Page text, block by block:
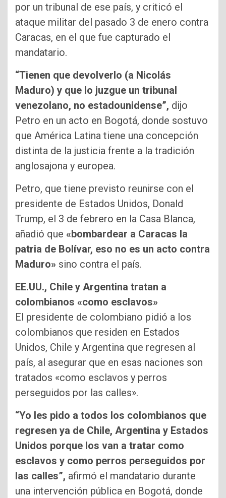
por un tribunal de ese país, y criticó el
ataque militar del pasado 3 de enero contra
Caracas, en el que fue capturado el
mandatario.
“Tienen que devolverlo (a Nicolás
Maduro) y que lo juzgue un tribunal
venezolano, no estadounidense”, dijo
Petro en un acto en Bogotá, donde sostuvo
que América Latina tiene una concepción
distinta de la justicia frente a la tradición
anglosajona y europea.
Petro, que tiene previsto reunirse con el
presidente de Estados Unidos, Donald
Trump, el 3 de febrero en la Casa Blanca,
añadió que «bombardear a Caracas la
patria de Bolívar, eso no es un acto contra
Maduro» sino contra el país.
EE.UU., Chile y Argentina tratan a
colombianos «como esclavos»
El presidente de colombiano pidió a los
colombianos que residen en Estados
Unidos, Chile y Argentina que regresen al
país, al asegurar que en esas naciones son
tratados «como esclavos y perros
perseguidos por las calles».
“Yo les pido a todos los colombianos que
regresen ya de Chile, Argentina y Estados
Unidos porque los van a tratar como
esclavos y como perros perseguidos por
las calles”, afirmó el mandatario durante
una intervención pública en Bogotá, donde